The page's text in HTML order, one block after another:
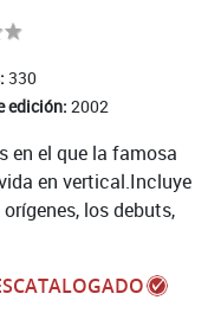
330
edición: 2002
en el que la famosa
en vertical.Incluye
los debuts,